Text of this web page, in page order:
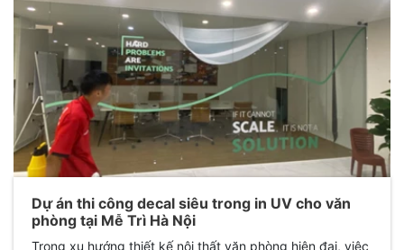
Dự án thi công decal siêu trong in UV cho văn
phòng tại Mễ Trì Hà Nội
Trong xu hướng thiết kế nội thất văn phòng hiện đại, việc